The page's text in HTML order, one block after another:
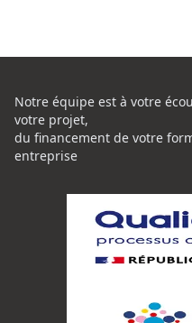
Notre équipe est à votre
votre projet,
du financement de votre
entreprise